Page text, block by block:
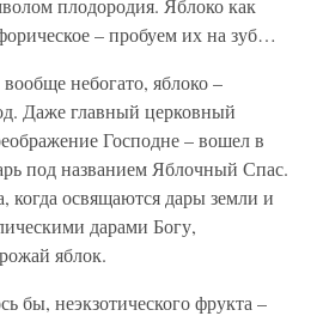
плодородия. Яблоко как
– пробуем их на зуб…
небогато, яблоко –
Даже главный церковный
Господне – вошел в
под названием Яблочный Спас.
когда освящаются дары земли и
дарами Богу,
яблок.
бы, неэкзотического фрукта –